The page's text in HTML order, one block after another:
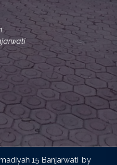
15 Banjarwati by